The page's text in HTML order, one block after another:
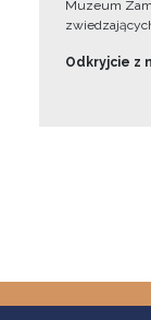
Muzeum
Odkryjcie z